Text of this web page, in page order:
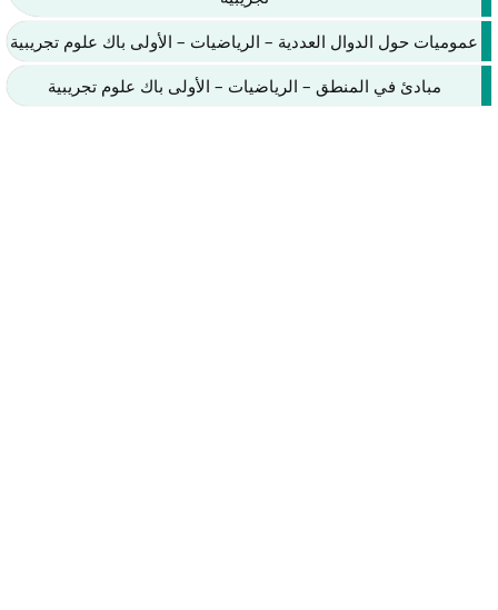
عموميات حول الدوال العددية – الرياضيات – الأولى باك علوم تجريبية
مبادئ في المنطق – الرياضيات – الأولى باك علوم تجريبية